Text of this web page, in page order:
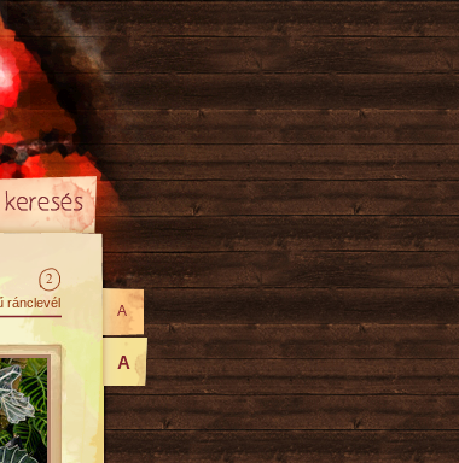
ránclevél
2
A
A